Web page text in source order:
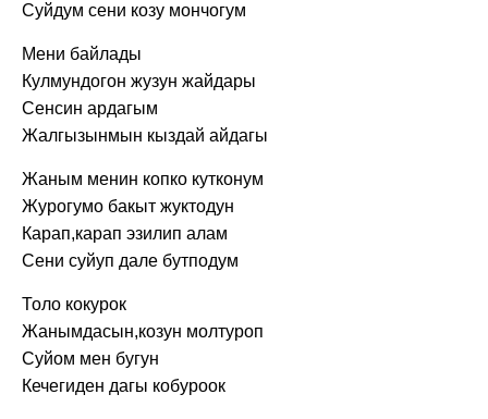
Суйдум сени козу мончогум
Мени байлады
Кулмундогон жузун жайдары
Сенсин ардагым
Жалгызынмын кыздай айдагы
Жаным менин копко кутконум
Журогумо бакыт жуктодун
Карап,карап эзилип алам
Сени суйуп дале бутподум
Толо кокурок
Жанымдасын,козун молтуроп
Суйом мен бугун
Кечегиден дагы кобуроок